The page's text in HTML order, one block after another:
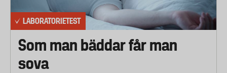
LABORATORIETEST
Som man bäddar får man
sova